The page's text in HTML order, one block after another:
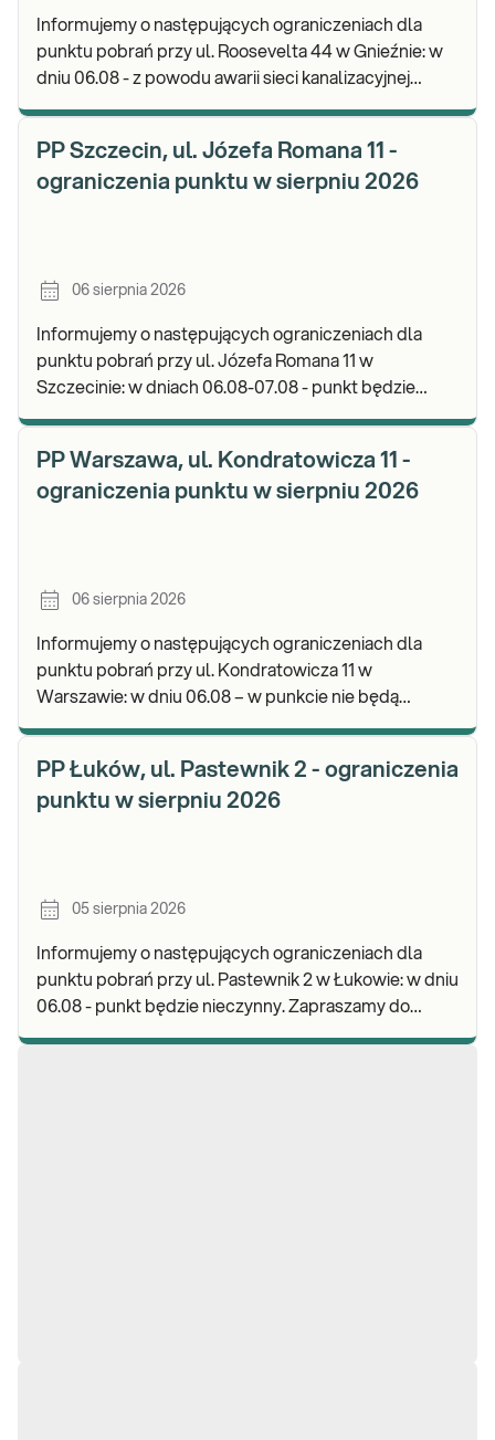
Informujemy o następujących ograniczeniach dla
punktu pobrań przy ul. Roosevelta 44 w Gnieźnie: w
dniu 06.08 - z powodu awarii sieci kanalizacyjnej
PP Szczecin, ul. Józefa Romana 11 -
ograniczenia punktu w sierpniu 2026
06 sierpnia 2026
Informujemy o następujących ograniczeniach dla
punktu pobrań przy ul. Józefa Romana 11 w
Szczecinie: w dniach 06.08-07.08 - punkt będzie
PP Warszawa, ul. Kondratowicza 11 -
ograniczenia punktu w sierpniu 2026
06 sierpnia 2026
Informujemy o następujących ograniczeniach dla
punktu pobrań przy ul. Kondratowicza 11 w
Warszawie: w dniu 06.08 – w punkcie nie będą
PP Łuków, ul. Pastewnik 2 - ograniczenia
punktu w sierpniu 2026
05 sierpnia 2026
Informujemy o następujących ograniczeniach dla
punktu pobrań przy ul. Pastewnik 2 w Łukowie: w dniu
06.08 - punkt będzie nieczynny. Zapraszamy do